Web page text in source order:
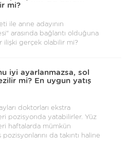
mi?
ile anne adayının
arasında bağlantı olduğuna
ilişki gerçek olabilir mi?
iyi ayarlanmazsa, sol
mi? En uygun yatış
doktorları ekstra
pozisyonda yatabilirler. Yüz
haftalarda mümkün
da takıntı haline